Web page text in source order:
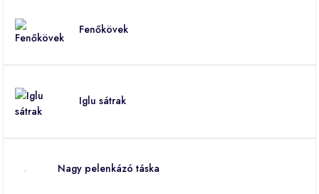
Fenőkövek
Iglu sátrak
Nagy pelenkázó táska